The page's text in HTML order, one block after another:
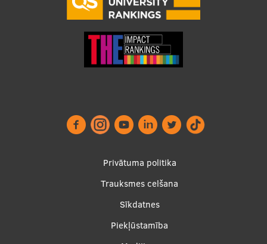
Privātuma politika
Trauksmes celšana
Sīkdatnes
Piekļūstamība